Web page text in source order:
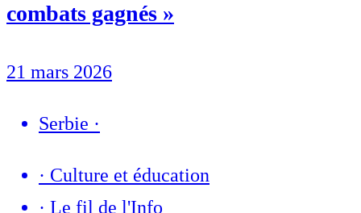
combats gagnés »
21 mars 2026
Serbie ·
· Culture et éducation
· Le fil de l'Info